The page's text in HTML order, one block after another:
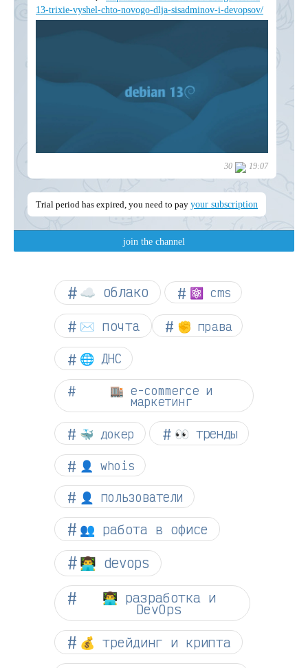
☁︎ облако ⚛ cms
✉️ почта ✊ права
🌐 ДНС
🏬 e-commerce и
маркетинг
🐳 докер 👀 тренды
👤 whois
👤 пользователи
👥 работа в офисе
👨‍💻 devops
👨‍💻 разработка и
DevOps
💰 трейдинг и крипта